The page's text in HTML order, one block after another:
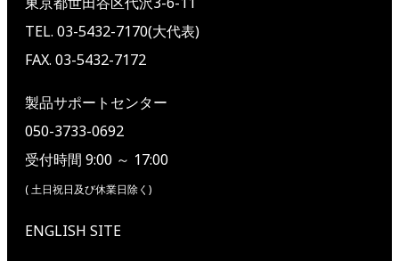
TEL. 03-5432-7170(大代表)
FAX. 03-5432-7172
製品サポートセンター
050-3733-0692
受付時間 9:00 ～ 17:00
( 土日祝日及び休業日除く)
ENGLISH SITE